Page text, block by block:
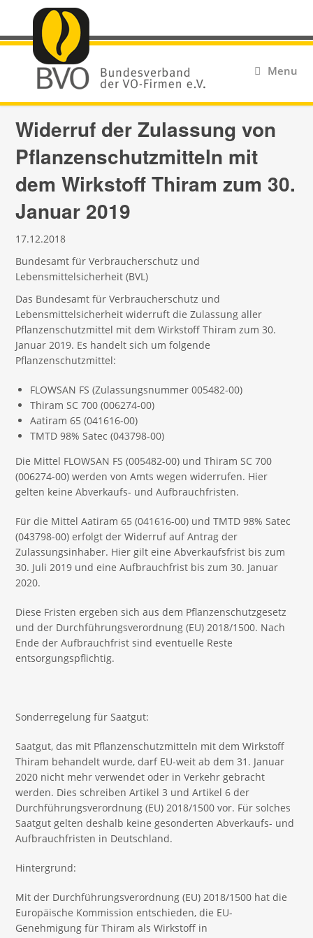
Menu
Widerruf der Zulassung von
Pflanzenschutzmitteln mit
dem Wirkstoff Thiram zum 30.
Januar 2019
17.12.2018
Bundesamt für Verbraucherschutz und
Lebensmittelsicherheit (BVL)
Das Bundesamt für Verbraucherschutz und
Lebensmittelsicherheit widerruft die Zulassung aller
Pflanzenschutzmittel mit dem Wirkstoff Thiram zum 30.
Januar 2019. Es handelt sich um folgende
Pflanzenschutzmittel:
FLOWSAN FS (Zulassungsnummer 005482-00)
Thiram SC 700 (006274-00)
Aatiram 65 (041616-00)
TMTD 98% Satec (043798-00)
Die Mittel FLOWSAN FS (005482-00) und Thiram SC 700
(006274-00) werden von Amts wegen widerrufen. Hier
gelten keine Abverkaufs- und Aufbrauchfristen.
Für die Mittel Aatiram 65 (041616-00) und TMTD 98% Satec
(043798-00) erfolgt der Widerruf auf Antrag der
Zulassungsinhaber. Hier gilt eine Abverkaufsfrist bis zum
30. Juli 2019 und eine Aufbrauchfrist bis zum 30. Januar
2020.
Diese Fristen ergeben sich aus dem Pflanzenschutzgesetz
und der Durchführungsverordnung (EU) 2018/1500. Nach
Ende der Aufbrauchfrist sind eventuelle Reste
entsorgungspflichtig.
Sonderregelung für Saatgut:
Saatgut, das mit Pflanzenschutzmitteln mit dem Wirkstoff
Thiram behandelt wurde, darf EU-weit ab dem 31. Januar
2020 nicht mehr verwendet oder in Verkehr gebracht
werden. Dies schreiben Artikel 3 und Artikel 6 der
Durchführungsverordnung (EU) 2018/1500 vor. Für solches
Saatgut gelten deshalb keine gesonderten Abverkaufs- und
Aufbrauchfristen in Deutschland.
Hintergrund:
Mit der Durchführungsverordnung (EU) 2018/1500 hat die
Europäische Kommission entschieden, die EU-
Genehmigung für Thiram als Wirkstoff in